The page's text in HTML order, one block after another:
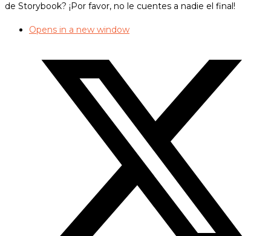
de Storybook? ¡Por favor, no le cuentes a nadie el final!
Opens in a new window